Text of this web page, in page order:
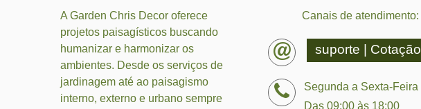
A Garden Chris Decor oferece
projetos paisagísticos buscando
humanizar e harmonizar os
ambientes. Desde os serviços de
jardinagem até ao paisagismo
interno, externo e urbano sempre
Canais de atendimento:
suporte | Cotação
Segunda a Sexta-Feira
Das 09:00 às 18:00